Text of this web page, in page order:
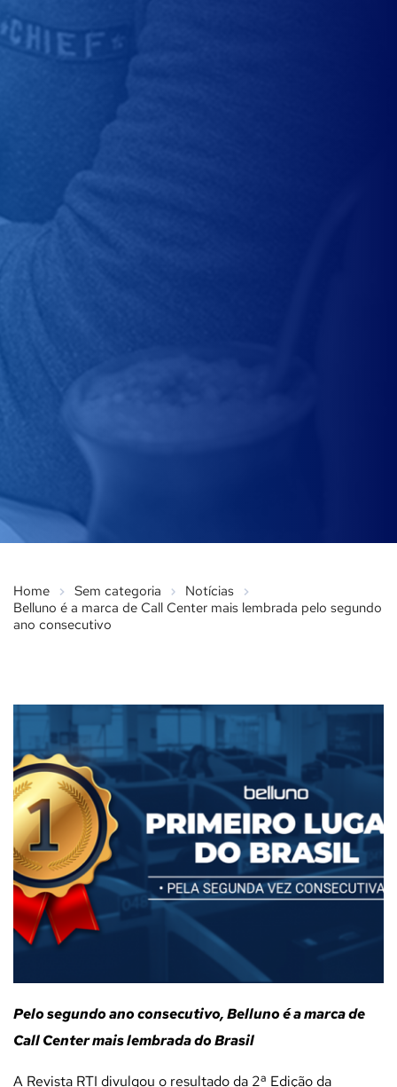
Home Sem categoria
Notícias
Belluno é a marca de Call Center mais lembrada pelo segundo
ano consecutivo
Pelo segundo ano consecutivo, Belluno é a marca de
Call Center mais lembrada do Brasil
A Revista RTI divulgou o resultado da 2ª Ediçãoda